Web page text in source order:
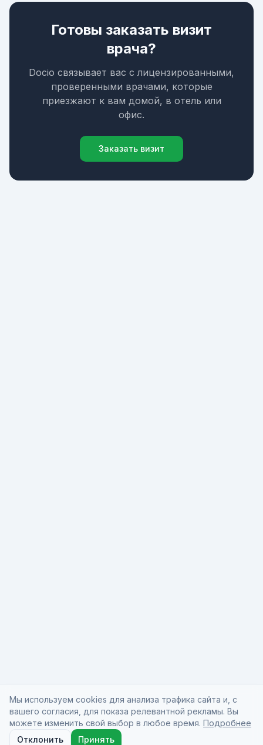
Готовы заказать визит
врача?
Docio связывает вас с лицензированными,
проверенными врачами, которые
приезжают к вам домой, в отель или
офис.
Заказать визит
Мы используем cookies для анализа трафика сайта и, с
вашего согласия, для показа релевантной рекламы. Вы
можете изменить свой выбор в любое время. Подробнее
Отклонить
Принять